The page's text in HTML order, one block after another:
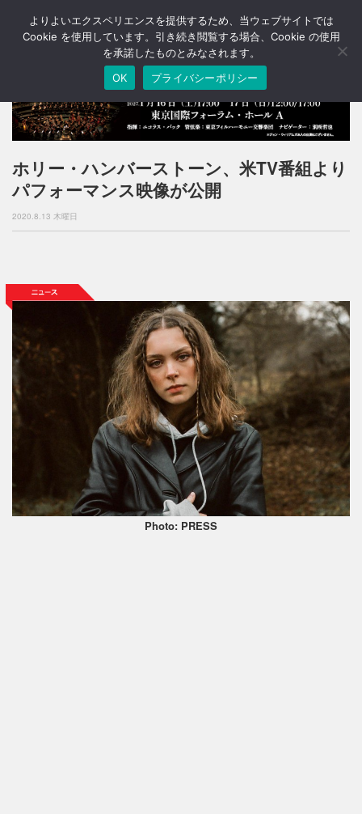
T
o
a
v
g
o
ホリー・ハンバーストーン、米TV番組より
パフォーマンス映像が公開
2020.8.13 木曜日
Photo: PRESS
よりよいエクスペリエンスを提供するため、当ウェブサイトでは
Cookie を使用しています。引き続き閲覧する場合、Cookie の使用
を承諾したものとみなされます。
OK
プライバシーポリシー